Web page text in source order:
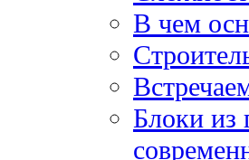
В чем
Блоки из